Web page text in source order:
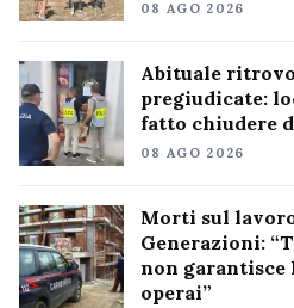
08 AGO 2026
Abituale
pregiudicate:
fatto chiudere
08 AGO 2026
Morti sul
Generazioni:
non garantisce
operai”